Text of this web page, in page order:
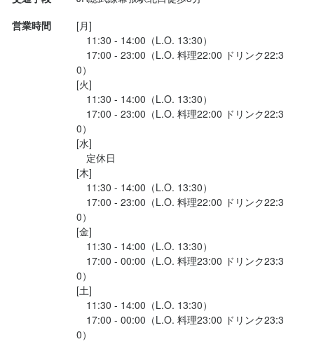
営業時間
[月]
11:30 - 14:00（L.O. 13:30）
17:00 - 23:00（L.O. 料理22:00 ドリンク22:3
0）
[火]
11:30 - 14:00（L.O. 13:30）
17:00 - 23:00（L.O. 料理22:00 ドリンク22:3
0）
[水]
定休日
[木]
11:30 - 14:00（L.O. 13:30）
17:00 - 23:00（L.O. 料理22:00 ドリンク22:3
0）
[金]
11:30 - 14:00（L.O. 13:30）
17:00 - 00:00（L.O. 料理23:00 ドリンク23:3
0）
[土]
11:30 - 14:00（L.O. 13:30）
17:00 - 00:00（L.O. 料理23:00 ドリンク23:3
0）